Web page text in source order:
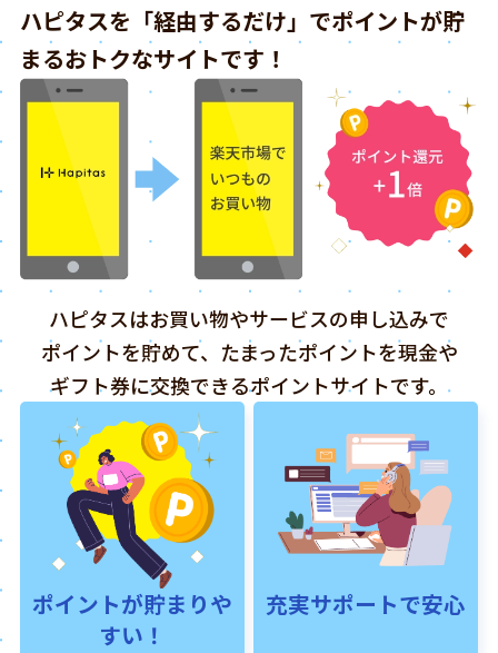
ハピタスを「経由するだけ」でポイントが貯
まるおトクなサイトです！
ハピタスはお買い物やサービスの申し込みで
ポイントを貯めて、たまったポイントを現金や
ギフト券に交換できるポイントサイトです。
ポイントが貯まりや
すい！
充実サポートで安心